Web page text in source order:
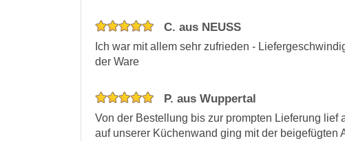
C. aus NEUSS
Ich war mit allem sehr zufrieden -
der Ware
P. aus Wuppertal
Von der Bestellung bis zur prompten Lieferung
auf unserer Küchenwand ging mit der beigefügten